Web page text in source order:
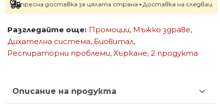
доставка за цялата страна ▪ Доставка на следващия
Разгледайте още: Промоции, Мъжко здраве,
Дихателна система, Биовитал,
Респираторни проблеми, Хъркане, 2 продукта
Описание на продукта